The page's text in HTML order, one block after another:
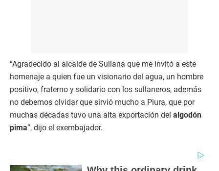
“Agradecido al alcalde de Sullana que me invitó a este
homenaje a quien fue un visionario del agua, un hombre
positivo, fraterno y solidario con los sullaneros, además
no debemos olvidar que sirvió mucho a Piura, que por
muchas décadas tuvo una alta exportación del algodón
pima”, dijo el exembajador.